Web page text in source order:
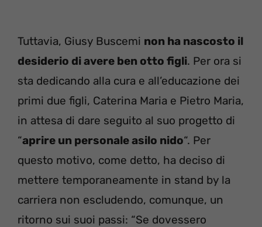
Tuttavia, Giusy Buscemi non ha nascosto il
desiderio di avere ben otto figli. Per ora si
sta dedicando alla cura e all’educazione dei
primi due figli, Caterina Maria e Pietro Maria,
in attesa di dare seguito al suo progetto di
“aprire un personale asilo nido“. Per
questo motivo, come detto, ha deciso di
mettere temporaneamente in stand by la
carriera non escludendo, comunque, un
ritorno sui suoi passi: “Se dovessero